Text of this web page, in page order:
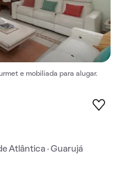
e mobiliada para alugar.
Atlântica · Guarujá